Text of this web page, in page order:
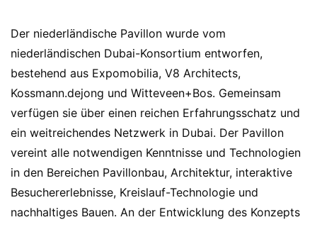
Der niederländische Pavillon wurde vom
niederländischen Dubai-Konsortium entworfen,
bestehend aus Expomobilia, V8 Architects,
Kossmann.dejong und Witteveen+Bos. Gemeinsam
verfügen sie über einen reichen Erfahrungsschatz und
ein weitreichendes Netzwerk in Dubai. Der Pavillon
vereint alle notwendigen Kenntnisse und Technologien
in den Bereichen Pavillonbau, Architektur, interaktive
Besuchererlebnisse, Kreislauf-Technologie und
nachhaltiges Bauen. An der Entwicklung des Konzepts